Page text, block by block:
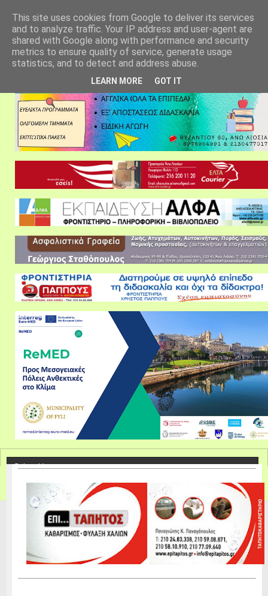
This site uses cookies from Google to deliver its services
and to analyze traffic. Your IP address and user-agent are
shared with Google along with performance and security
metrics to ensure quality of service, generate usage
statistics, and to detect and address abuse.
LEARN MORE GOT IT